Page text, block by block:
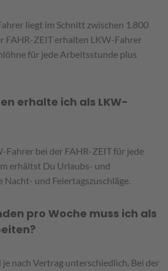
liegt im Schnitt zwischen 1.800
FAHR-ZEIT erhalten LKW-Fahrer
für jede Arbeitsstunde plus
erhalte ich als LKW-
Fahrer bei der FAHR-ZEIT für jede
erhältst Du Urlaubs- und
und Feiertagszuschläge.
pro Woche muss ich als
nach Vertrag unterschiedlich. Bei der